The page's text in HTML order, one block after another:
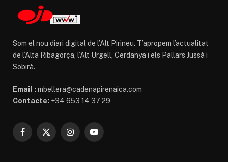
Som el nou diari digital de l’Alt Pirineu. T’apropem l’actualitat
de l’Alta Ribagorça, l’Alt Urgell, Cerdanya i els Pallars Jussà i
Sobirà.
Email : mbellera@cadenapirenaica.com
Contacte: +34 653 14 37 29
Facebook
X
InstagramYouTube